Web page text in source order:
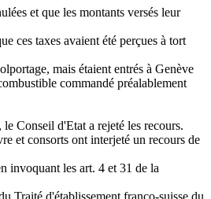
et que les montants versés leur
ces taxes avaient été perçues à tort
mais étaient entrés à Genève
commandé préalablement
Conseil d'Etat a rejeté les recours.
et consorts ont interjeté un recours de
invoquant les art. 4 et 31 de la
Traité d'établissement franco-suisse du